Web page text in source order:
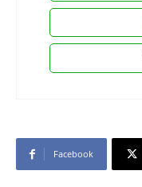
Facebook